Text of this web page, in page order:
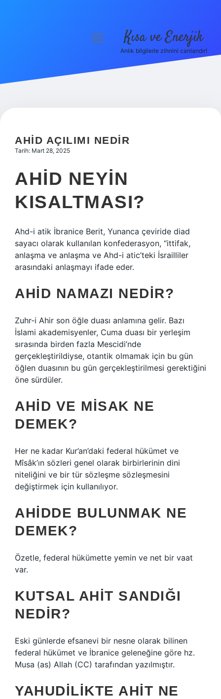
Hakkımızda
menüyü
Kısa ve Enerjik
Anlık bilgilerle zihnini canlandır!
AHID AÇILIMI NEDIR
Tarih: Mart 28, 2025
AHID NEYIN
KISALTMASI?
Ahd-i atik İbranice Berit, Yunanca çeviride diad
sayacı olarak kullanılan konfederasyon, “ittifak,
anlaşma ve anlaşma ve Ahd-i atic’teki İsrailliler
arasındaki anlaşmayı ifade eder.
AHID NAMAZI NEDIR?
Zuhr-i Ahir son öğle duası anlamına gelir. Bazı
İslami akademisyenler, Cuma duası bir yerleşim
sırasında birden fazla Mescidi’nde
gerçekleştirildiyse, otantik olmamak için bu gün
öğlen duasının bu gün gerçekleştirilmesi gerektiğini
öne sürdüler.
AHID VE MISAK NE
DEMEK?
Her ne kadar Kur’an’daki federal hükümet ve
Mîsâk’ın sözleri genel olarak birbirlerinin dini
niteliğini ve bir tür sözleşme sözleşmesini
değiştirmek için kullanılıyor.
AHIDDE BULUNMAK NE
DEMEK?
Özetle, federal hükümette yemin ve net bir vaat
var.
KUTSAL AHIT SANDIĞI
NEDIR?
Eski günlerde efsanevi bir nesne olarak bilinen
federal hükümet ve İbranice geleneğine göre hz.
Musa (as) Allah (CC) tarafından yazılmıştır.
YAHUDILIKTE AHIT NE